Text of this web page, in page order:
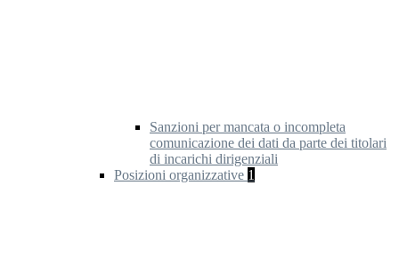
Sanzioni per mancata o incompleta
comunicazione dei dati da parte dei titolari
di incarichi dirigenziali
Posizioni organizzative 1